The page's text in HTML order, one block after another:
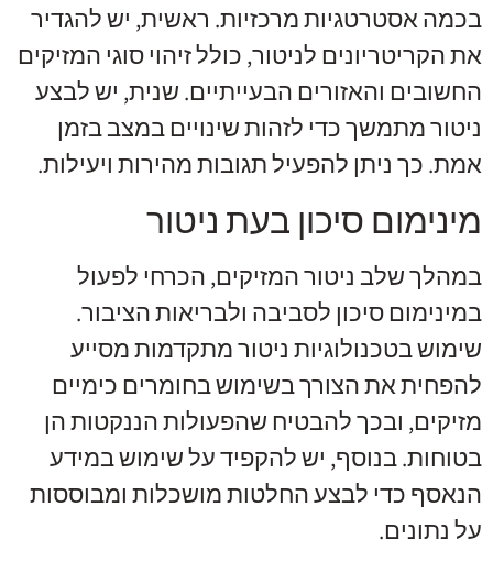
בכמה אסטרטגיות מרכזיות. ראשית, יש להגדיר
את הקריטריונים לניטור, כולל זיהוי סוגי המזיקים
החשובים והאזורים הבעייתיים. שנית, יש לבצע
ניטור מתמשך כדי לזהות שינויים במצב בזמן
אמת. כך ניתן להפעיל תגובות מהירות ויעילות.
מינימום סיכון בעת ניטור
במהלך שלב ניטור המזיקים, הכרחי לפעול
במינימום סיכון לסביבה ולבריאות הציבור.
שימוש בטכנולוגיות ניטור מתקדמות מסייע
להפחית את הצורך בשימוש בחומרים כימיים
מזיקים, ובכך להבטיח שהפעולות הננקטות הן
בטוחות. בנוסף, יש להקפיד על שימוש במידע
הנאסף כדי לבצע החלטות מושכלות ומבוססות
על נתונים.